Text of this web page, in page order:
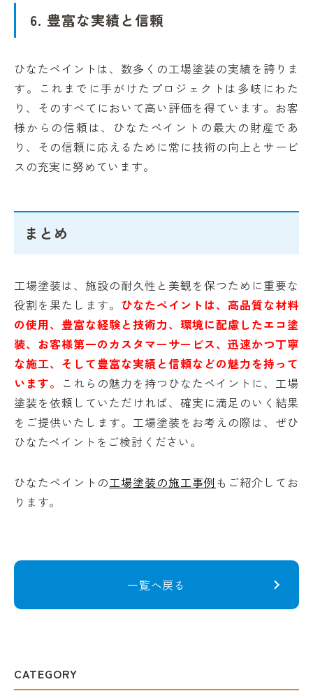
6. 豊富な実績と信頼
ひなたペイントは、数多くの工場塗装の実績を誇りま
す。これまでに手がけたプロジェクトは多岐にわた
り、そのすべてにおいて高い評価を得ています。お客
様からの信頼は、ひなたペイントの最大の財産であ
り、その信頼に応えるために常に技術の向上とサービ
スの充実に努めています。
まとめ
工場塗装は、施設の耐久性と美観を保つために重要な
役割を果たします。 ひなたペイントは、高品質な材料
の使用、豊富な経験と技術力、環境に配慮したエコ塗
装、お客様第一のカスタマーサービス、迅速かつ丁寧
な施工、そして豊富な実績と信頼などの魅力を持って
います。 これらの魅力を持つひなたペイントに、工場
塗装を依頼していただければ、確実に満足のいく結果
をご提供いたします。工場塗装をお考えの際は、ぜひ
ひなたペイントをご検討ください。
ひなたペイントの工場塗装の施工事例 もご紹介してお
ります。
一覧へ戻る
CATEGORY